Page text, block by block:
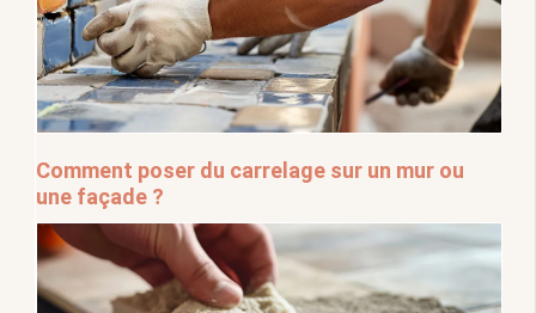
Comment poser du carrelage sur un mur ou
une façade ?